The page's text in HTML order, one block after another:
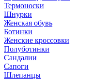
Термоноски
Шнурки
Женская обувь
Ботинки
Женские кроссовки
Полуботинки
Сандалии
Сапоги
Шлепанцы